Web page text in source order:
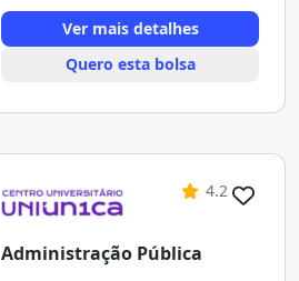
Ver mais detalhes
Quero esta bolsa
4.2
Administração Pública